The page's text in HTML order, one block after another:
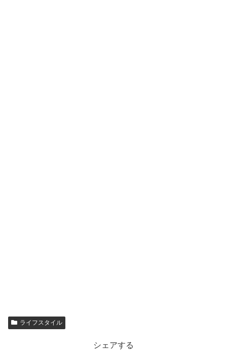
ライフスタイル
シェアする